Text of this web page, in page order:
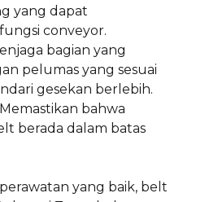
yang dapat
conveyor.
bagian yang
pelumas yang sesuai
gesekan berlebih.
bahwa
berada dalam batas
yang baik, belt